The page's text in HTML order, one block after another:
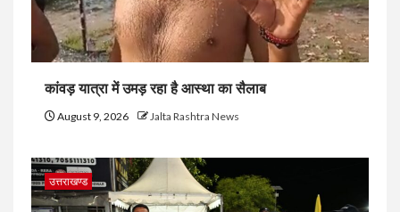
कांवड़ यात्रा में उमड़ रहा है आस्था का सैलाब
August 9, 2026 Jalta Rashtra News
उत्तराखण्ड